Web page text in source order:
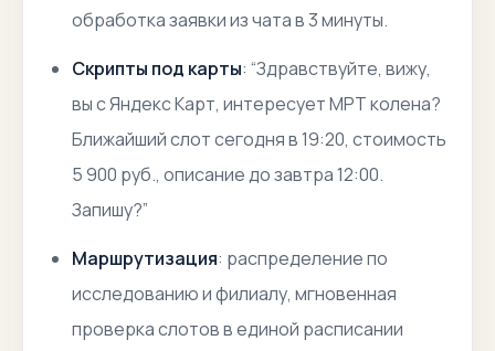
обработка заявки из чата в 3 минуты.
Скрипты под карты: “Здравствуйте, вижу,
вы с Яндекс Карт, интересует МРТ колена?
Ближайший слот сегодня в 19:20, стоимость
5 900 руб., описание до завтра 12:00.
Запишу?”
Маршрутизация: распределение по
исследованию и филиалу, мгновенная
проверка слотов в единой расписании